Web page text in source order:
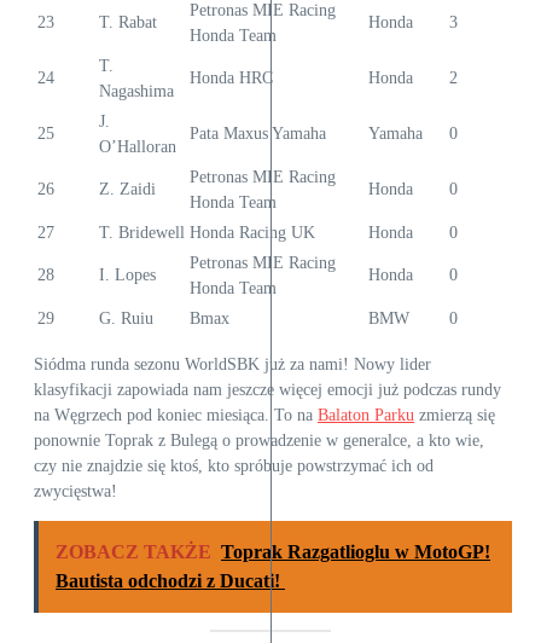
23 T. Rabat
Petronas MIE Racing
Honda Team
Honda 3
24
T.
Nagashima
Honda HRC Honda 2
25
J.
O’Halloran
Pata Maxus Yamaha Yamaha 0
26 Z. Zaidi
Petronas MIE Racing
Honda Team
Honda 0
27 T. Bridewell Honda Racing UK Honda 0
28 I. Lopes
Petronas MIE Racing
Honda Team
Honda 0
29 G. Ruiu Bmax BMW 0
Siódma runda sezonu WorldSBK już za nami! Nowy lider
klasyfikacji zapowiada nam jeszcze więcej emocji już podczas rundy
na Węgrzech pod koniec miesiąca. To na Balaton Parku zmierzą się
ponownie Toprak z Bulegą o prowadzenie w generalce, a kto wie,
czy nie znajdzie się ktoś, kto spróbuje powstrzymać ich od
zwycięstwa!
ZOBACZ TAKŻE Toprak Razgatlioglu w MotoGP!
Bautista odchodzi z Ducati!